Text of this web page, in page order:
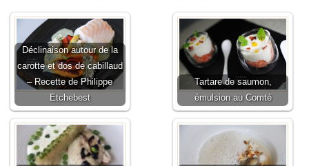
Déclinaison autour de la
carotte et dos de cabillaud
– Recette de Philippe
Etchebest
Tartare de saumon,
émulsion au Comté